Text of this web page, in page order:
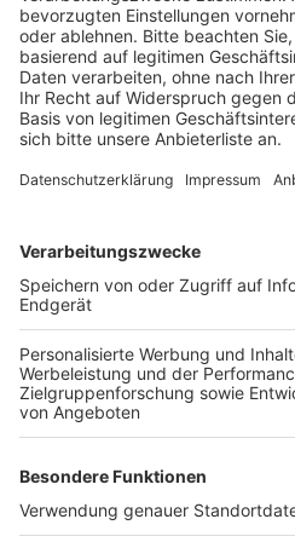
Anzeige
Michael Reininghaus ist
entertainment GmbH in Hürth
eingeführt und mittlerweile
jedes Jahr zwei bis drei
Auszeichnung „Zukunft
Engagement von Reininghaus
gewürdigt.